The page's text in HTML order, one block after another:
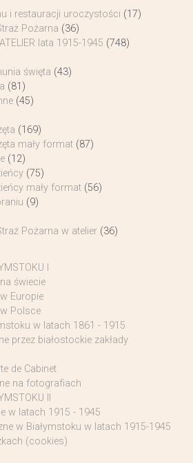
i restauracji uroczystości (17)
Pożarna (36)
lata 1915-1945 (748)
święta (43)
(81)
(45)
(169)
mały format (87)
(12)
(75)
mały format (56)
(9)
Pożarna w atelier (36)
I
świecie
Europie
Polsce
w latach 1861 - 1915
przez białostockie zakłady
de Cabinet
na fotografiach
II
w latach 1915 - 1945
w Białymstoku w latach 1915-1945
(cookies)